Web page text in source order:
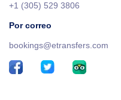
+1 (305) 529 3806
Por correo
bookings@etransfers.com